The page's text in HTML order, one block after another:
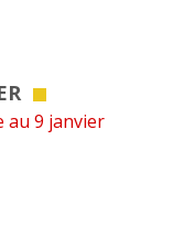
au 9 janvier